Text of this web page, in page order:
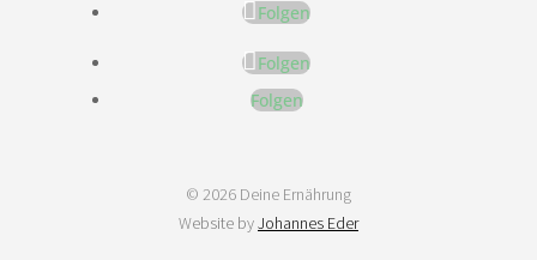
Folgen
Folgen
Folgen
© 2026 Deine Ernährung
Website byJohannes Eder